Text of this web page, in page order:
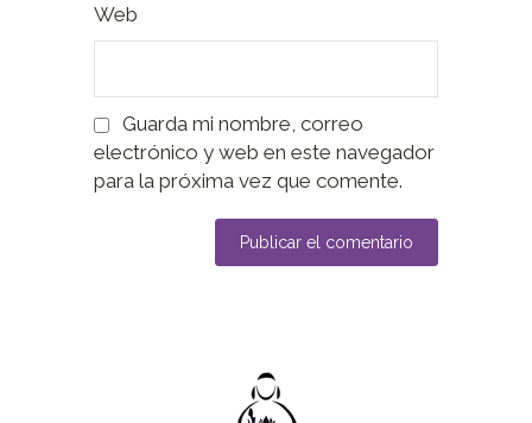
Web
Guarda mi nombre, correo
electrónico y web en este navegador
para la próxima vez que comente.